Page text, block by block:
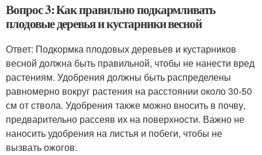
Вопрос 3: Как правильно подкармливать
плодовые деревья и кустарники весной
Ответ: Подкормка плодовых деревьев и кустарников
весной должна быть правильной, чтобы не нанести вред
растениям. Удобрения должны быть распределены
равномерно вокруг растения на расстоянии около 30-50
см от ствола. Удобрения также можно вносить в почву,
предварительно рассеяв их на поверхности. Важно не
наносить удобрения на листья и побеги, чтобы не
вызвать ожогов.